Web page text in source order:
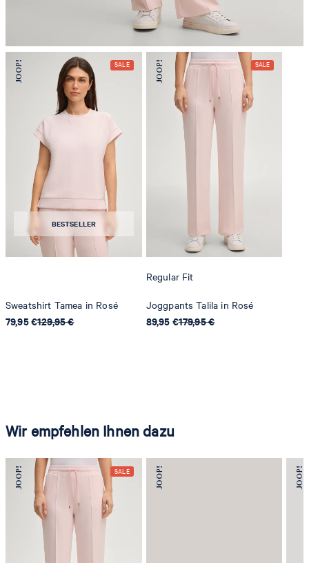
BESTSELLER
Sweatshirt Tamea in Rosé
79,95 €129,95 €
Regular Fit
Joggpants Talila in Rosé
89,95 €179,95 €
Wir empfehlen Ihnen dazu